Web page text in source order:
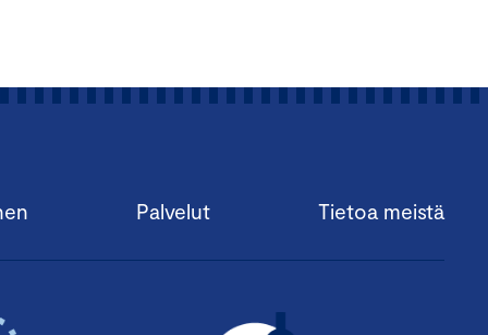
Palvelut Tietoa meistä